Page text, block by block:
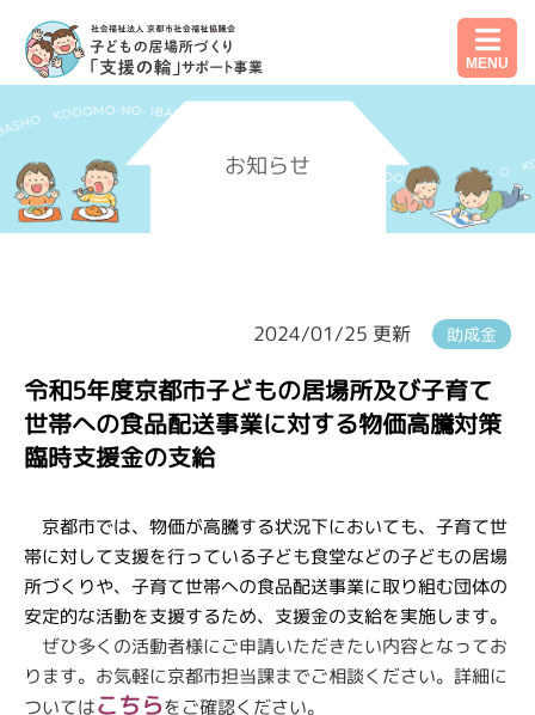
MENU
お知らせ
2024/01/25 更新 助成金
令和5年度京都市子どもの居場所及び子育て
世帯への食品配送事業に対する物価高騰対策
臨時支援金の支給
京都市では、物価が高騰する状況下においても、子育て世
帯に対して支援を行っている子ども食堂などの子どもの居場
所づくりや、子育て世帯への食品配送事業に取り組む団体の
安定的な活動を支援するため、支援金の支給を実施します。
ぜひ多くの活動者様にご申請いただきたい内容となってお
ります。お気軽に京都市担当課までご相談ください。詳細に
ついてはこちらをご確認ください。